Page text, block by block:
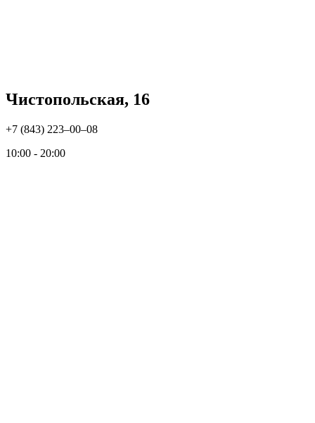
Чистопольская, 16
+7 (843) 223‒00‒08
10:00 - 20:00